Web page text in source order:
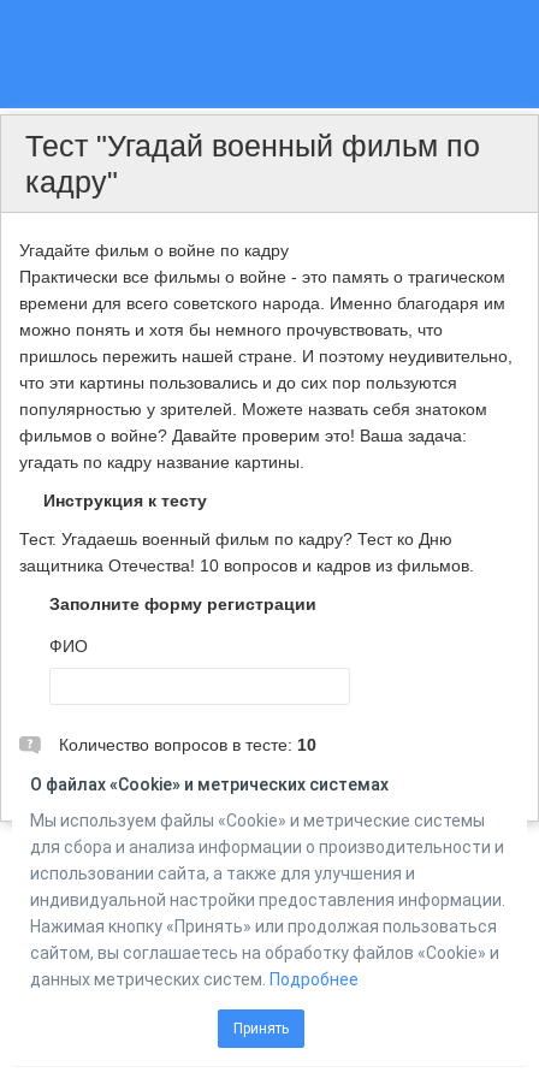
Тест "Угадай военный фильм по
кадру"
Угадайте фильм о войне по кадру
Практически все фильмы о войне - это память о трагическом
времени для всего советского народа. Именно благодаря им
можно понять и хотя бы немного прочувствовать, что
пришлось пережить нашей стране. И поэтому неудивительно,
что эти картины пользовались и до сих пор пользуются
популярностью у зрителей. Можете назвать себя знатоком
фильмов о войне? Давайте проверим это! Ваша задача:
угадать по кадру название картины.
Инструкция к тесту
Тест. Угадаешь военный фильм по кадру? Тест ко Дню
защитника Отечества! 10 вопросов и кадров из фильмов.
Заполните форму регистрации
ФИО
Количество вопросов в тесте: 10
Online Test Pad
О файлах «Cookie» и метрических системах
Мы используем файлы «Cookie» и метрические системы
для сбора и анализа информации о производительности и
использовании сайта, а также для улучшения и
индивидуальной настройки предоставления информации.
Нажимая кнопку «Принять» или продолжая пользоваться
сайтом, вы соглашаетесь на обработку файлов «Cookie» и
данных метрических систем. Подробнее
Принять